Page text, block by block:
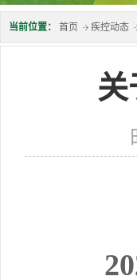
当前位置： 首页 疾控动态
关